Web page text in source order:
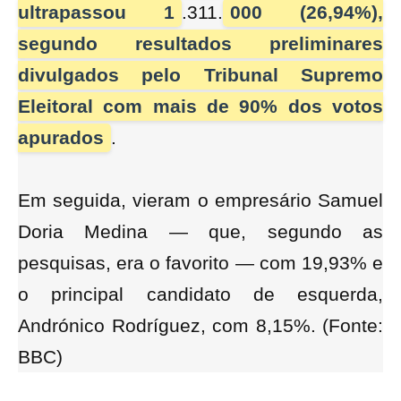
ultrapassou 1 .311. 000 (26,94%),
segundo resultados preliminares
divulgados pelo Tribunal Supremo
Eleitoral com mais de 90% dos votos
apurados .
Em seguida, vieram o empresário Samuel
Doria Medina — que, segundo as
pesquisas, era o favorito — com 19,93% e
o principal candidato de esquerda,
Andrónico Rodríguez, com 8,15%. (Fonte:
BBC)